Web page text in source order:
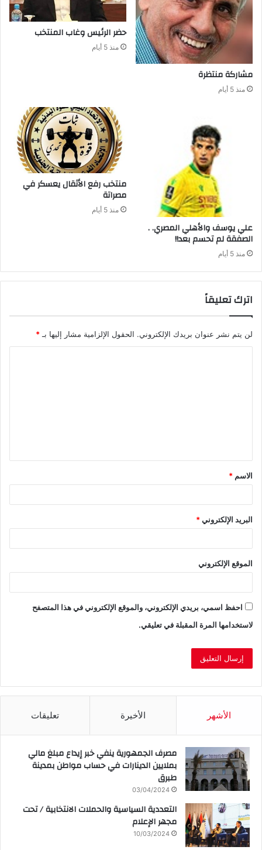
مشاركة‭ ‬منتظرة
منذ 5 أيام
حضر‭ ‬الرئيس‭ ‬وغاب‭ ‬المنتخب
منذ 5 أيام
علي‭ ‬يوسف‭ ‬والأهلي‭ ‬المصري‭ . .
‬الصفقة‭ ‬لم‭ ‬تحسم‭ ‬بعد‭ !!‬
منذ 5 أيام
‬مصراتة‭ ‬
منذ 5 أيام
اترك تعليقاً
لن يتم نشر عنوان بريدك الإلكتروني. الحقول الإلزامية مشار إليها بـ *
ق
*
الاسم *
البريد الإلكتروني*
الموقع الإلكتروني
احفظ اسمي، بريدي الإلكتروني، والموقع الإلكتروني في هذا المتصفح
لاستخدامها المرة المقبلة في تعليقي.
الأشهر الأخيرة تعليقات
مصرف الجمهورية ينفي خبر إيداع مبلغ مالي
بملايين الدينارات في حساب مواطن بمدينة
طبرق
03/04/2024
التعددية السياسية والحملات الانتخابية / تحت
مجهر الإعلام
10/03/2024